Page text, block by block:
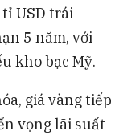
USD trái
5 năm, với
kho bạc Mỹ.
giá vàng tiếp
vọng lãi suất